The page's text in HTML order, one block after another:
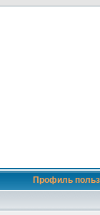
Профиль